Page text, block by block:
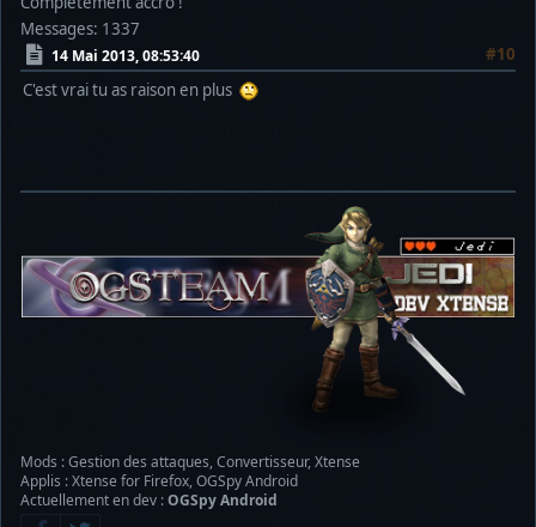
Messages: 1337
14 Mai 2013, 08:53:40
#10
C'est vrai tu as raison en plus
Mods : Gestion des attaques, Convertisseur, Xtense
Applis : Xtense for Firefox, OGSpy Android
Actuellement en dev :OGSpy Android